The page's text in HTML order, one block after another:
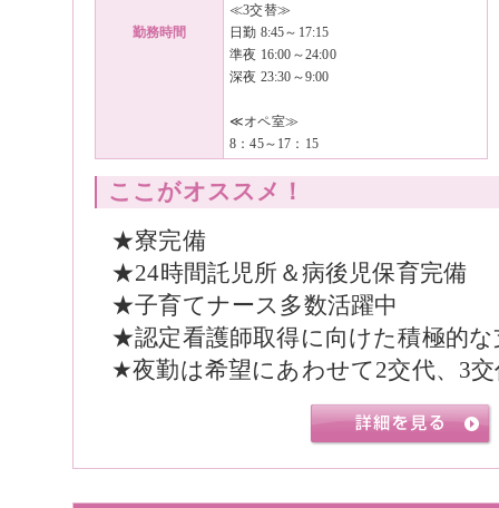
勤務時間
≪3交替≫
日勤 8:45～17:15
準夜 16:00～24:00
深夜 23:30～9:00
≪オペ室≫
8：45～17：15
ここがオススメ！
★寮完備
★24時間託児所＆病後児保育完備
★子育てナース多数活躍中
★認定看護師取得に向けた積極的な
★夜勤は希望にあわせて2交代、3